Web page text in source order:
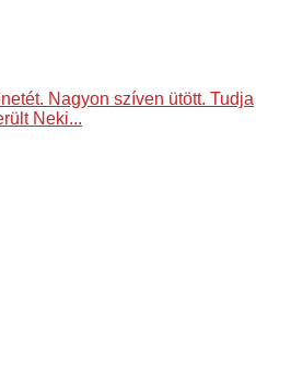
Nagyon szíven ütött. Tudja
Neki...